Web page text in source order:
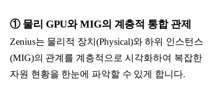
① 물리 GPU와 MIG의 계층적 통합 관제
Zenius는 물리적 장치(Physical)와 하위 인스턴스
(MIG)의 관계를 계층적으로 시각화하여 복잡한
자원 현황을 한눈에 파악할 수 있게 합니다.